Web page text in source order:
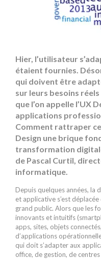
Hier, l’utilisateur
étaient fournies.
qui doivent être
sur leurs besoins
que l’on appelle l’UX
applications
Comment rattraper
Design une brique
transformation
de Pascal Curtil,
informatique.
Depuis quelques années, la
et applicative s’est
grand public. Alors que les
innovants et intuitifs
apps, sites, objets
d’applications
qui doit s’adapter aux
office, de gestion, de centres